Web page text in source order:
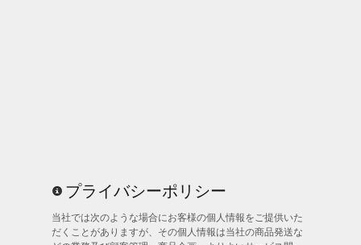
プライバシーポリシー
当社では次のような場合にお客様の個人情報をご提供いた
だくことがありますが、その個人情報は当社の商品発送な